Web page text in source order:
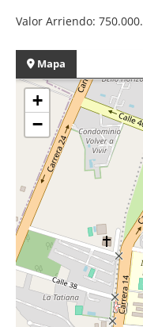
Valor Arriendo: 750.000.
Mapa
+
−